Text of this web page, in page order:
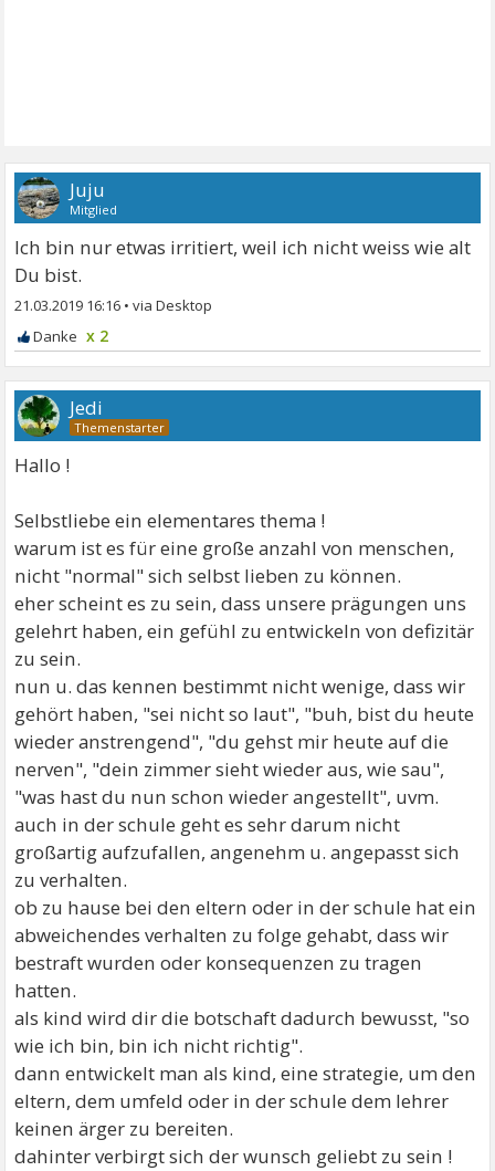
Juju
Mitglied
Ich bin nur etwas irritiert, weil ich nicht weiss wie alt
Du bist.
21.03.2019 16:16 •
x 2
Jedi
Hallo !
Selbstliebe ein elementares thema !
warum ist es für eine große anzahl von menschen,
nicht "normal" sich selbst lieben zu können.
eher scheint es zu sein, dass unsere prägungen uns
gelehrt haben, ein gefühl zu entwickeln von defizitär
zu sein.
nun u. das kennen bestimmt nicht wenige, dass wir
gehört haben, "sei nicht so laut", "buh, bist du heute
wieder anstrengend", "du gehst mir heute auf die
nerven", "dein zimmer sieht wieder aus, wie sau",
"was hast du nun schon wieder angestellt", uvm.
auch in der schule geht es sehr darum nicht
großartig aufzufallen, angenehm u. angepasst sich
zu verhalten.
ob zu hause bei den eltern oder in der schule hat ein
abweichendes verhalten zu folge gehabt, dass wir
bestraft wurden oder konsequenzen zu tragen
hatten.
als kind wird dir die botschaft dadurch bewusst, "so
wie ich bin, bin ich nicht richtig".
dann entwickelt man als kind, eine strategie, um den
eltern, dem umfeld oder in der schule dem lehrer
keinen ärger zu bereiten.
dahinter verbirgt sich der wunsch geliebt zu sein !